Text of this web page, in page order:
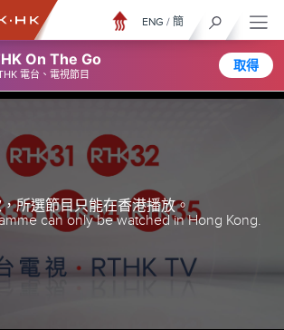
On The Go
電台、電視節目
取得
ENG / 簡
所選節目只能在香港播放。
can only be watched in Hong Kong.